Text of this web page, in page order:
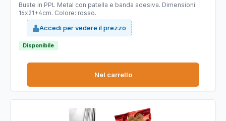
Buste in PPL Metal con patella e banda adesiva. Dimensioni:
16x21+4cm. Colore: rosso.
Accedi per vedere il prezzo
Disponibile
Nel carrello